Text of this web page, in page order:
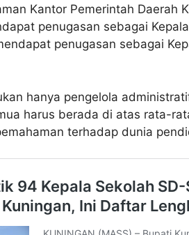
Kantor Pemerintah Daerah
penugasan sebagai
penugasan sebagai
hanya pengelola
harus berada di atas rata-
terhadap dunia